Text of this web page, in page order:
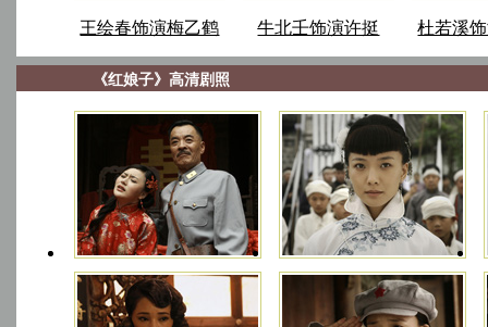
王绘春饰演梅乙鹤 牛北壬饰演许挺 杜若溪
《红娘子》高清剧照